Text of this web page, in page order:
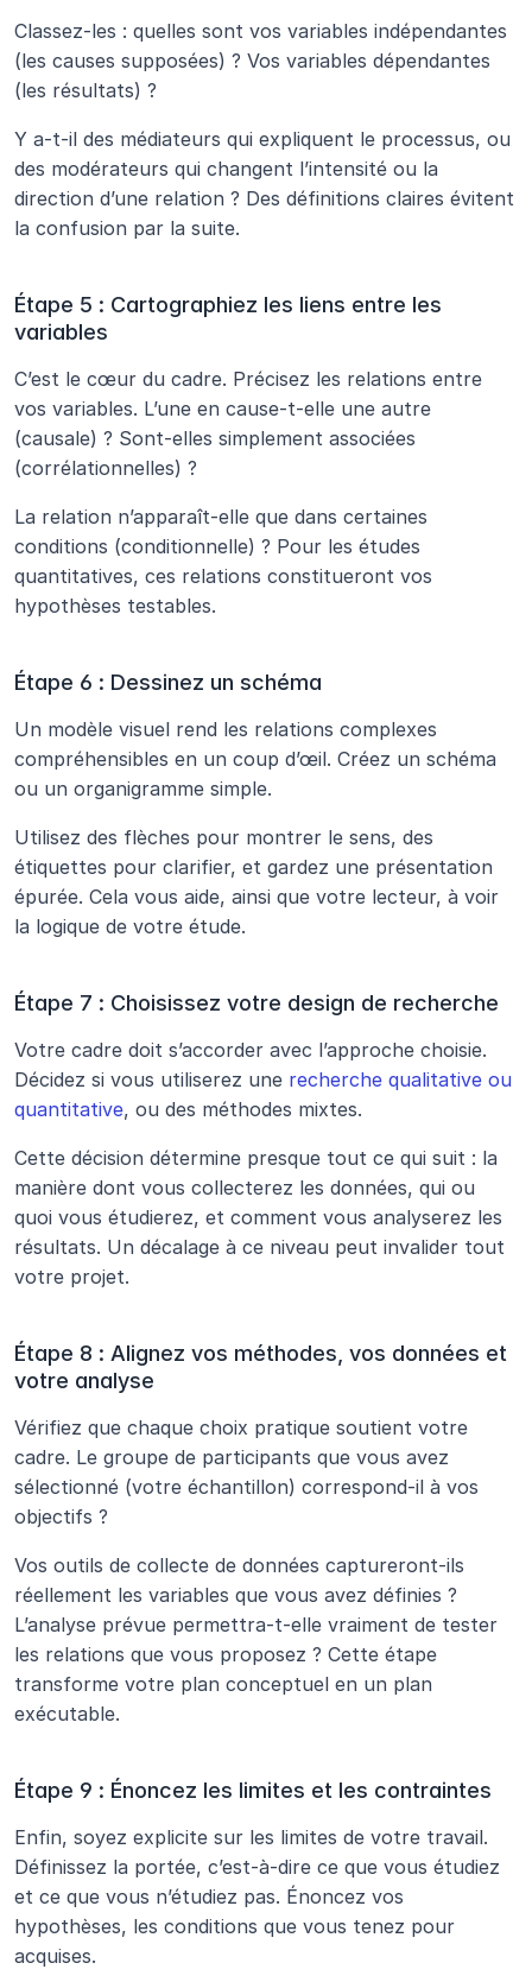
Classez-les : quelles sont vos variables indépendantes
(les causes supposées) ? Vos variables dépendantes
(les résultats) ?
Y a-t-il des médiateurs qui expliquent le processus, ou
des modérateurs qui changent l’intensité ou la
direction d’une relation ? Des définitions claires évitent
la confusion par la suite.
Étape 5 : Cartographiez les liens entre les
variables
C’est le cœur du cadre. Précisez les relations entre
vos variables. L’une en cause-t-elle une autre
(causale) ? Sont-elles simplement associées
(corrélationnelles) ?
La relation n’apparaît-elle que dans certaines
conditions (conditionnelle) ? Pour les études
quantitatives, ces relations constitueront vos
hypothèses testables.
Étape 6 : Dessinez un schéma
Un modèle visuel rend les relations complexes
compréhensibles en un coup d’œil. Créez un schéma
ou un organigramme simple.
Utilisez des flèches pour montrer le sens, des
étiquettes pour clarifier, et gardez une présentation
épurée. Cela vous aide, ainsi que votre lecteur, à voir
la logique de votre étude.
Étape 7 : Choisissez votre design de recherche
Votre cadre doit s’accorder avec l’approche choisie.
Décidez si vous utiliserez une recherche qualitative ou
quantitative, ou des méthodes mixtes.
Cette décision détermine presque tout ce qui suit : la
manière dont vous collecterez les données, qui ou
quoi vous étudierez, et comment vous analyserez les
résultats. Un décalage à ce niveau peut invalider tout
votre projet.
Étape 8 : Alignez vos méthodes, vos données et
votre analyse
Vérifiez que chaque choix pratique soutient votre
cadre. Le groupe de participants que vous avez
sélectionné (votre échantillon) correspond-il à vos
objectifs ?
Vos outils de collecte de données captureront-ils
réellement les variables que vous avez définies ?
L’analyse prévue permettra-t-elle vraiment de tester
les relations que vous proposez ? Cette étape
transforme votre plan conceptuel en un plan
exécutable.
Étape 9 : Énoncez les limites et les contraintes
Enfin, soyez explicite sur les limites de votre travail.
Définissez la portée, c’est-à-dire ce que vous étudiez
et ce que vous n’étudiez pas. Énoncez vos
hypothèses, les conditions que vous tenez pour
acquises.